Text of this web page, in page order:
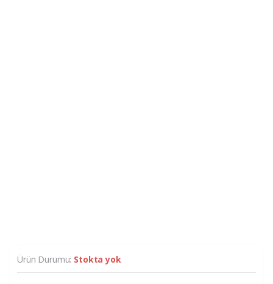
Ürün Durumu: Stokta yok